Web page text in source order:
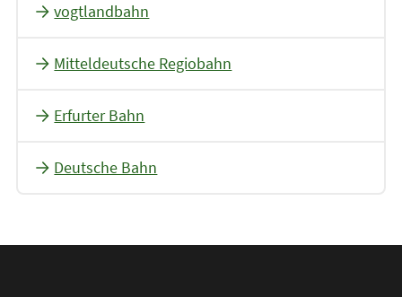
vogtlandbahn
Mitteldeutsche Regiobahn
Erfurter Bahn
Deutsche Bahn